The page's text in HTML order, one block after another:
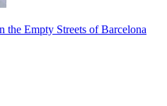
Empty Streets of Barcelona